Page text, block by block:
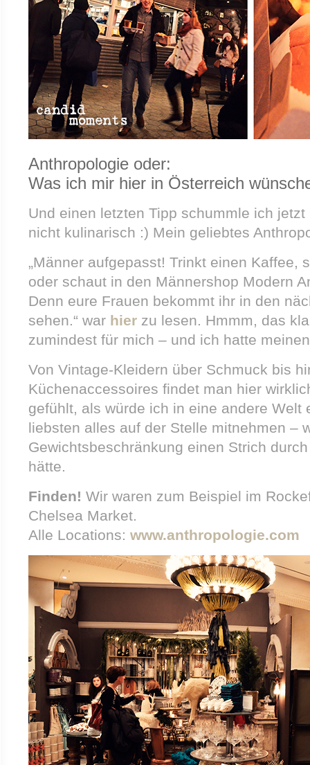
Anthropologie oder:
Was ich mir hier in Österreich
Und einen letzten Tipp schummle ich
nicht kulinarisch :) Mein geliebtes
„Männer aufgepasst! Trinkt einen Kaffee,
oder schaut in den Männershop Modern
Denn eure Frauen bekommt ihr in den
sehen.“ war hier zu lesen. Hmmm, das
zumindest für mich – und ich hatte
Von Vintage-Kleidern über Schmuck bis
Küchenaccessoires findet man hier
gefühlt, als würde ich in eine andere Welt
liebsten alles auf der Stelle mitnehmen –
Gewichtsbeschränkung einen Strich
hätte.
Finden! Wir waren zum Beispiel im
Chelsea Market.
Alle Locations: www.anthropologie.com